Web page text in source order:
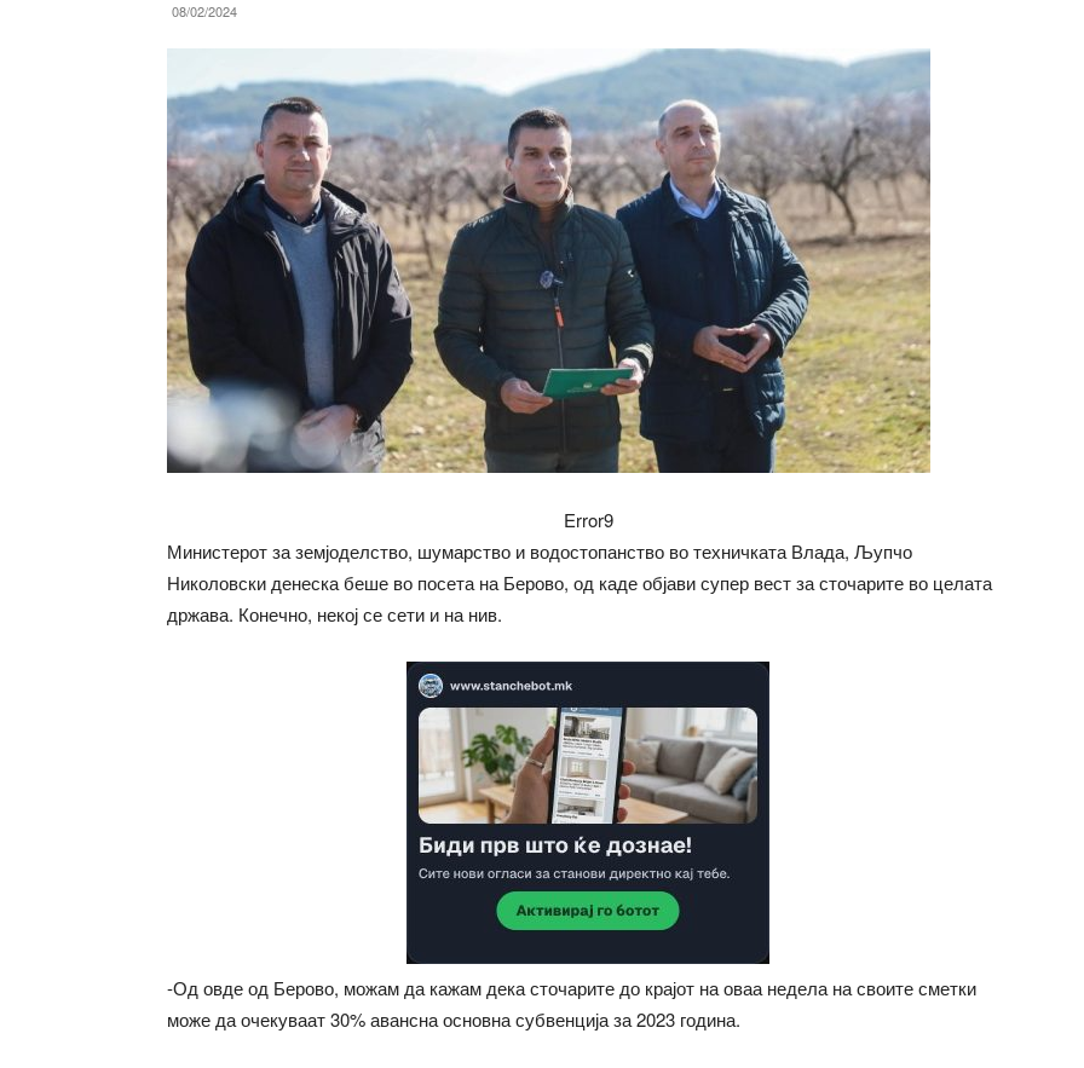
08/02/2024
Error9
Министерот за земјоделство, шумарство и водостопанство во техничката Влада, Љупчо
Николовски денеска беше во посета на Берово, од каде објави супер вест за сточарите во целата
држава. Конечно, некој се сети и на нив.
-Од овде од Берово, можам да кажам дека сточарите до крајот на оваа недела на своите сметки
може да очекуваат 30% авансна основна субвенција за 2023 година.